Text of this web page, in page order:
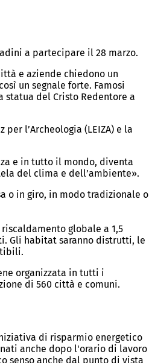
a partecipare il 28 marzo.
e aziende chiedono un
un segnale forte. Famosi
statua del Cristo Redentore a
l’Archeologia (LEIZA) e la
e in tutto il mondo, diventa
del clima e dell’ambiente».
o in giro, in modo tradizionale o
globale a 1,5
Gli habitat saranno distrutti, le
organizzata in tutti i
di 560 città e comuni.
di risparmio energetico
anche dopo l'orario di lavoro
senso anche dal punto di vista